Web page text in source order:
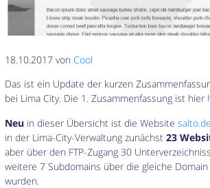
18.10.2017 vonCool
Das ist ein Update der kurzen
bei Lima City. Die 1. Zusammenfassung ist hier
Neu in dieser Übersicht ist die Website
in der Lima-City-Verwaltung zunächst23
aber über den FTP-Zugang 30
weitere 7 Subdomains über die gleiche
wurden.